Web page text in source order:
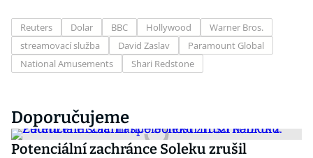
Reuters Dolar BBC Hollywood
Warner Bros.
streamovací služba
David Zaslav
Paramount Global
National Amusements
Shari Redstone
Doporučujeme
Potenciální zachránce Soleku zrušil